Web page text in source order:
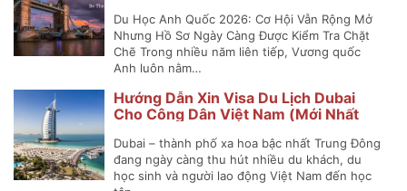
Du Học Anh Quốc 2026: Cơ Hội Vẫn Rộng Mở
Nhưng Hồ Sơ Ngày Càng Được Kiểm Tra Chặt
Chẽ Trong nhiều năm liên tiếp, Vương quốc
Anh luôn nằm…
Hướng Dẫn Xin Visa Du Lịch Dubai
Cho Công Dân Việt Nam (Mới Nhất
Dubai – thành phố xa hoa bậc nhất Trung Đông
đang ngày càng thu hút nhiều du khách, du
học sinh và người lao động Việt Nam đến học